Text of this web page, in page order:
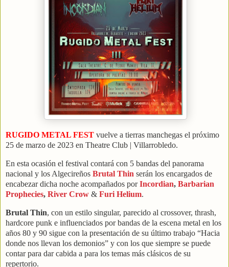
RUGIDO METAL FEST vuelve a tierras manchegas el próximo
25 de marzo de 2023 en Theatre Club | Villarrobledo.
En esta ocasión el festival contará con 5 bandas del panorama
nacional y los Algecireños Brutal Thin serán los encargados de
encabezar dicha noche acompañados porIncordian, Barbarian
Prophecies, River Crow & Furi Helium.
Brutal Thin, con un estilo singular, parecido al crossover, thrash,
hardcore punk e influenciados por bandas de la escena metal en los
años 80 y 90 sigue con la presentación de su último trabajo “Hacia
donde nos llevan los demonios” y con los que siempre se puede
contar para dar cabida a para los temas más clásicos de su
repertorio.